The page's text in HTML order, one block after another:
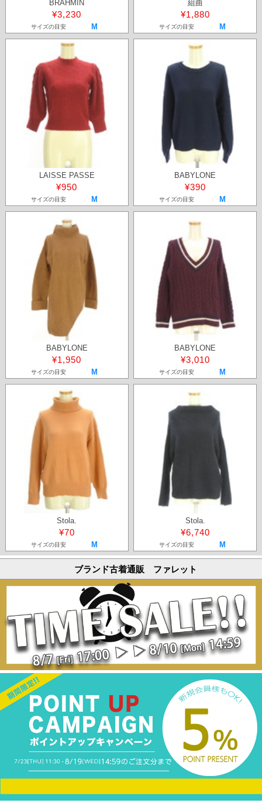
BRAHMIN
¥3,230
サイズの目安 M
組曲
¥1,880
サイズの目安 M
LAISSE PASSE
¥950
サイズの目安 M
BABYLONE
¥390
サイズの目安 M
BABYLONE
¥1,950
サイズの目安 M
BABYLONE
¥3,010
サイズの目安 M
Stola.
¥70
サイズの目安 M
Stola.
¥6,740
サイズの目安 M
ブランド古着通販 ファレット